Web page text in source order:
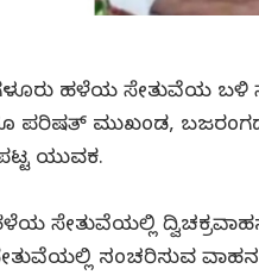
ಹಳೆಯ ಸೇತುವೆಯ ಬಳಿ
ಪರಿಷತ್ ಮುಖಂಡ,
ಯುವಕ.
ಸೇತುವೆಯಲ್ಲಿ
ಸಂಚರಿಸುವ